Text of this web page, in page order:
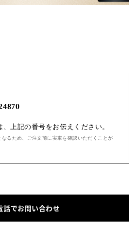
上記の番号をお伝えください。
るため、ご注文前に実車を確認いただくことが
話でお問い合わせ